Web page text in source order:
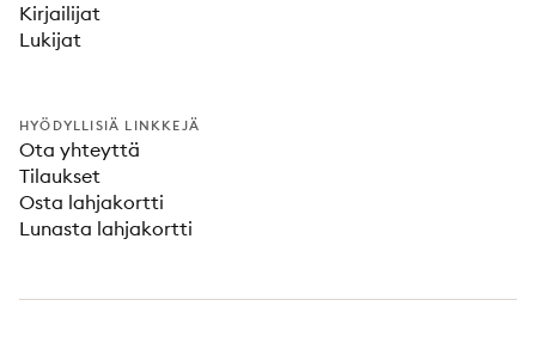
Kirjailijat
Lukijat
HYÖDYLLISIÄ LINKKEJÄ
Ota yhteyttä
Tilaukset
Osta lahjakortti
Lunasta lahjakortti